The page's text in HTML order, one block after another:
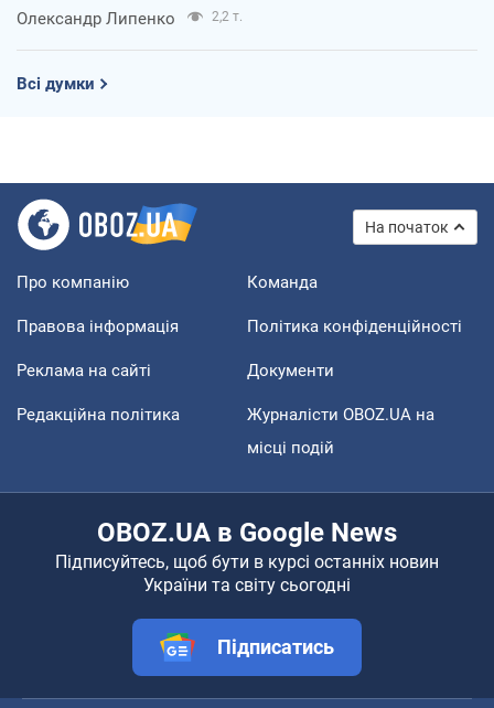
Олександр Липенко 2,2 т.
Всі думки
На початок
Про компанію Команда
Правова інформація Політика конфіденційності
Реклама на сайті Документи
Редакційна політика
Журналісти OBOZ.UA на
місці подій
OBOZ.UA в Google News
Підписуйтесь, щоб бути в курсі останніх новин
України та світу сьогодні
Підписатись